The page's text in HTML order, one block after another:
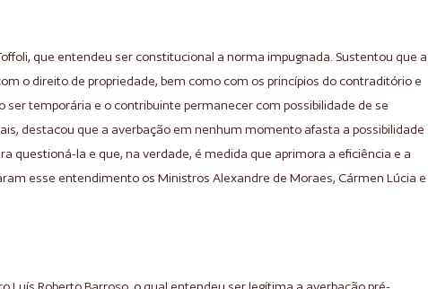
que entendeu ser constitucional a norma impugnada. Sustentou que a
o direito de propriedade, bem como com os princípios do contraditório e
ser temporária e o contribuinte permanecer com possibilidade de se
destacou que a averbação em nenhum momento afasta a possibilidade
questioná-la e que, na verdade, é medida que aprimora a eficiência e a
esse entendimento os Ministros Alexandre de Moraes, Cármen Lúcia e